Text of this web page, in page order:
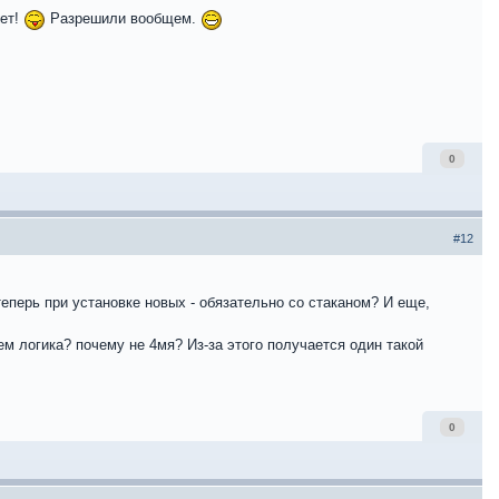
Разрешили вообщем.
0
#12
при установке новых - обязательно со стаканом? И еще,
почему не 4мя? Из-за этого получается один такой
0